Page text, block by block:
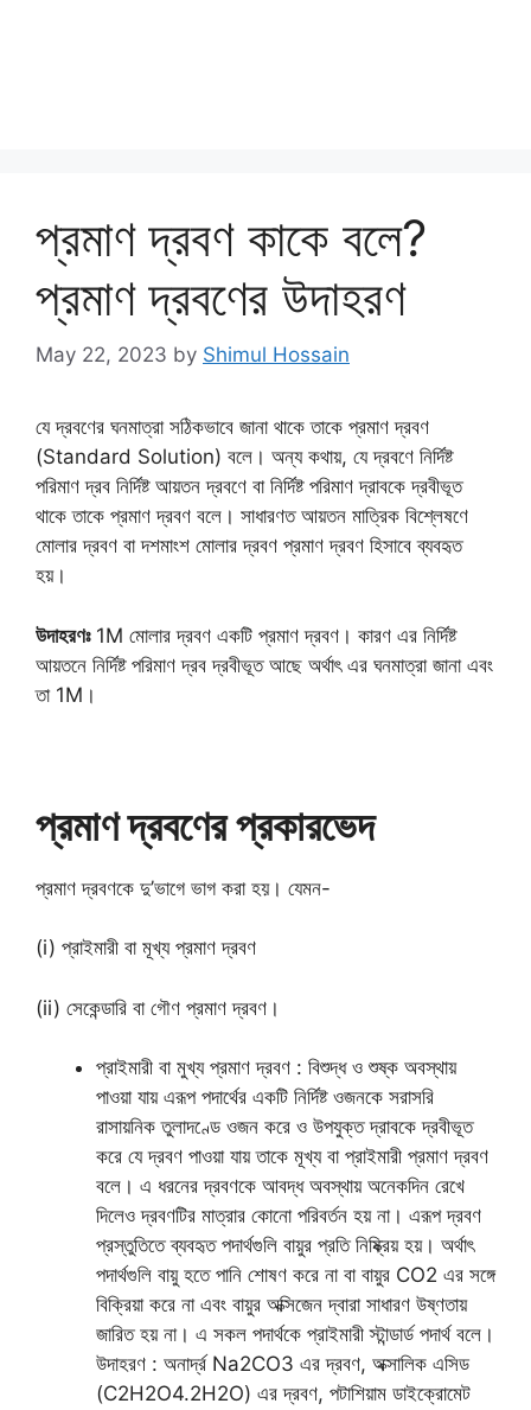
প্রমাণ দ্রবণ কাকে বলে?
প্রমাণ দ্রবণের উদাহরণ
May 22, 2023 by Shimul Hossain
যে দ্রবণের ঘনমাত্রা সঠিকভাবে জানা থাকে তাকে প্রমাণ দ্রবণ
(Standard Solution) বলে। অন্য কথায়, যে দ্রবণে নির্দিষ্ট
পরিমাণ দ্রব নির্দিষ্ট আয়তন দ্রবণে বা নির্দিষ্ট পরিমাণ দ্রাবকে দ্রবীভূত
থাকে তাকে প্রমাণ দ্রবণ বলে। সাধারণত আয়তন মাত্রিক বিশ্লেষণে
মোলার দ্রবণ বা দশমাংশ মোলার দ্রবণ প্রমাণ দ্রবণ হিসাবে ব্যবহৃত
হয়।
উদাহরণঃ1M মোলার দ্রবণ একটি প্রমাণ দ্রবণ। কারণ এর নির্দিষ্ট
আয়তনে নির্দিষ্ট পরিমাণ দ্রব দ্রবীভূত আছে অর্থাৎ এর ঘনমাত্রা জানা এবং
তা 1M।
প্রমাণ দ্রবণের প্রকারভেদ
প্রমাণ দ্রবণকে দু’ভাগে ভাগ করা হয়। যেমন-
(i) প্রাইমারী বা মূখ্য প্রমাণ দ্রবণ
(ii) সেকেন্ডারি বা গৌণ প্রমাণ দ্রবণ।
প্রাইমারী বা মুখ্য প্রমাণ দ্রবণ : বিশুদ্ধ ও শুষ্ক অবস্থায়
পাওয়া যায় এরূপ পদার্থের একটি নির্দিষ্ট ওজনকে সরাসরি
রাসায়নিক তুলাদণ্ডে ওজন করে ও উপযুক্ত দ্রাবকে দ্রবীভূত
করে যে দ্রবণ পাওয়া যায় তাকে মূখ্য বা প্রাইমারী প্রমাণ দ্রবণ
বলে। এ ধরনের দ্রবণকে আবদ্ধ অবস্থায় অনেকদিন রেখে
দিলেও দ্রবণটির মাত্রার কোনো পরিবর্তন হয় না। এরূপ দ্রবণ
প্রস্তুতিতে ব্যবহৃত পদার্থগুলি বায়ুর প্রতি নিষ্ক্রিয় হয়। অর্থাৎ
পদার্থগুলি বায়ু হতে পানি শোষণ করে না বা বায়ুর CO2 এর সঙ্গে
বিক্রিয়া করে না এবং বায়ুর অক্সিজেন দ্বারা সাধারণ উষ্ণতায়
জারিত হয় না। এ সকল পদার্থকে প্রাইমারী স্টান্ডার্ড পদার্থ বলে।
উদাহরণ : অনার্দ্র Na2CO3 এর দ্রবণ, অক্সালিক এসিড
(C2H2O4.2H2O) এর দ্রবণ, পটাশিয়াম ডাইক্রোমেট